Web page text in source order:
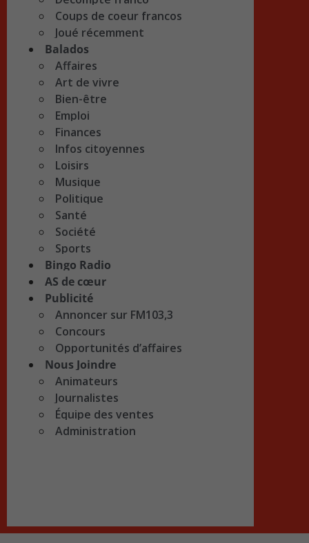
Coups de coeur francos
Joué récemment
Balados
Affaires
Art de vivre
Bien-être
Emploi
Finances
Infos citoyennes
Loisirs
Musique
Politique
Santé
Société
Sports
Bingo Radio
AS de cœur
Publicité
Annoncer sur FM103,3
Concours
Opportunités d’affaires
Nous Joindre
Animateurs
Journalistes
Équipe des ventes
Administration